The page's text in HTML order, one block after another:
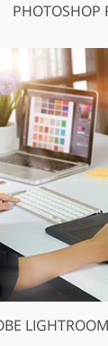
PHOTOSHOP